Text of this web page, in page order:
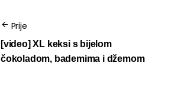
Prije
[video] XL keksi s bijelom
čokoladom, bademima i džemom